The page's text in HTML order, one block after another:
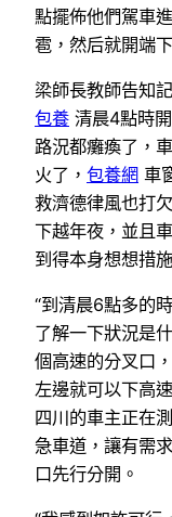
點擺佈他們駕車
雹，然后就開端
梁師長教師告知
包養 清晨4點時
路況都癱瘓了，
火了， 包養網 車
救濟德律風也打
下越年夜，並且
到得本身想想措
“到清晨6點多的
了解一下狀況是
個高速的分叉口
左邊就可以下高
四川的車主正在
急車道，讓有需
口先行分開。